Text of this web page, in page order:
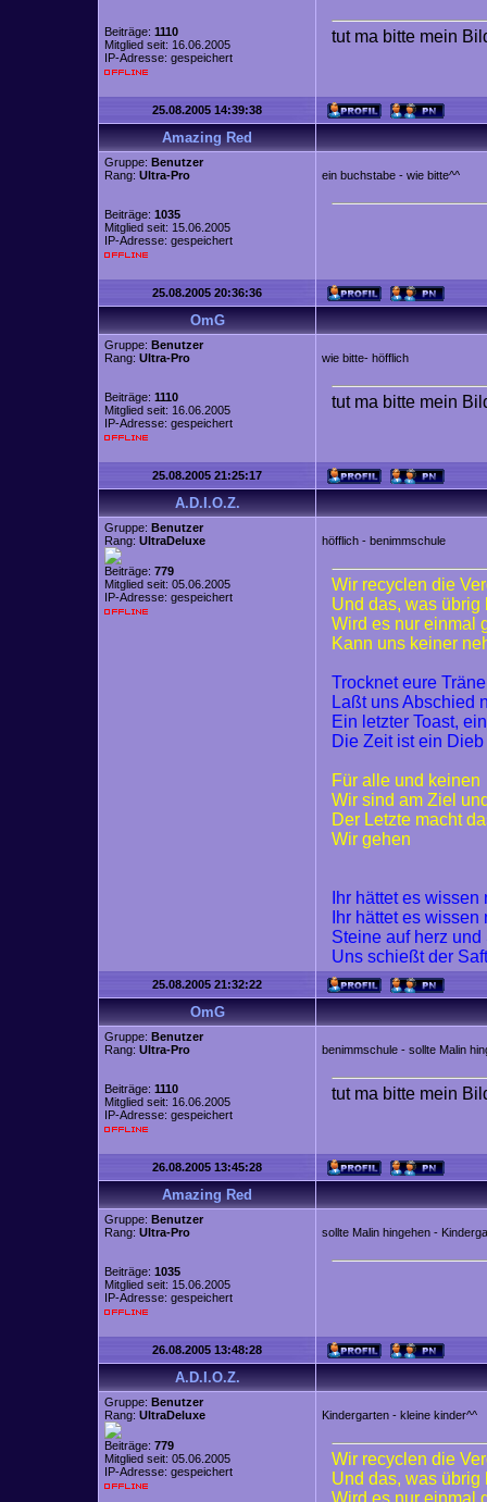
Beiträge: 1110
Mitglied seit: 16.06.2005
IP-Adresse: gespeichert
tut ma bitte mein
25.08.2005 14:39:38
Amazing Red
Gruppe: Benutzer
Rang: Ultra-Pro
Beiträge: 1035
Mitglied seit: 15.06.2005
IP-Adresse: gespeichert
ein buchstabe - wie bitte^^
25.08.2005 20:36:36
OmG
Gruppe: Benutzer
Rang: Ultra-Pro
Beiträge: 1110
Mitglied seit: 16.06.2005
IP-Adresse: gespeichert
wie bitte- höfflich
tut ma bitte mein
25.08.2005 21:25:17
A.D.I.O.Z.
Gruppe: Benutzer
Rang: UltraDeluxe
Beiträge: 779
Mitglied seit: 05.06.2005
IP-Adresse: gespeichert
höfflich - benimmschule
Wir recyclen die
Und das, was übrig
Wird es nur einmal
Kann uns keiner
Trocknet eure
Laßt uns Abschied
Ein letzter Toast,
Die Zeit ist ein Dieb
Für alle und keinen
Wir sind am Ziel
Der Letzte macht
Wir gehen
Ihr hättet es wissen
Ihr hättet es wissen
Steine auf herz und
Uns schießt der
25.08.2005 21:32:22
OmG
Gruppe: Benutzer
Rang: Ultra-Pro
Beiträge: 1110
Mitglied seit: 16.06.2005
IP-Adresse: gespeichert
benimmschule - sollte Malin
tut ma bitte mein
26.08.2005 13:45:28
Amazing Red
Gruppe: Benutzer
Rang: Ultra-Pro
Beiträge: 1035
Mitglied seit: 15.06.2005
IP-Adresse: gespeichert
sollte Malin hingehen -
26.08.2005 13:48:28
A.D.I.O.Z.
Gruppe: Benutzer
Rang: UltraDeluxe
Beiträge: 779
Mitglied seit: 05.06.2005
IP-Adresse: gespeichert
Kindergarten - kleine kinder^^
Wir recyclen die
Und das, was übrig
Wird es nur einmal